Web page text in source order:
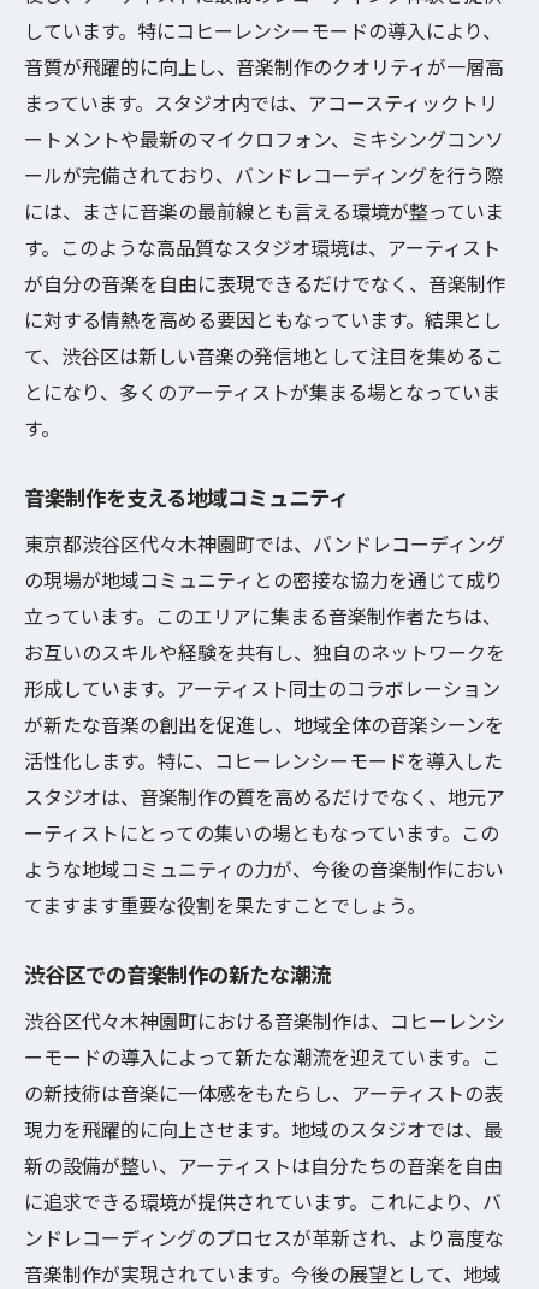
しています。特にコヒーレンシーモードの導入により、
音質が飛躍的に向上し、音楽制作のクオリティが一層高
まっています。スタジオ内では、アコースティックトリ
ートメントや最新のマイクロフォン、ミキシングコンソ
ールが完備されており、バンドレコーディングを行う際
には、まさに音楽の最前線とも言える環境が整っていま
す。このような高品質なスタジオ環境は、アーティスト
が自分の音楽を自由に表現できるだけでなく、音楽制作
に対する情熱を高める要因ともなっています。結果とし
て、渋谷区は新しい音楽の発信地として注目を集めるこ
とになり、多くのアーティストが集まる場となっていま
す。
音楽制作を支える地域コミュニティ
東京都渋谷区代々木神園町では、バンドレコーディング
の現場が地域コミュニティとの密接な協力を通じて成り
立っています。このエリアに集まる音楽制作者たちは、
お互いのスキルや経験を共有し、独自のネットワークを
形成しています。アーティスト同士のコラボレーション
が新たな音楽の創出を促進し、地域全体の音楽シーンを
活性化します。特に、コヒーレンシーモードを導入した
スタジオは、音楽制作の質を高めるだけでなく、地元ア
ーティストにとっての集いの場ともなっています。この
ような地域コミュニティの力が、今後の音楽制作におい
てますます重要な役割を果たすことでしょう。
渋谷区での音楽制作の新たな潮流
渋谷区代々木神園町における音楽制作は、コヒーレンシ
ーモードの導入によって新たな潮流を迎えています。こ
の新技術は音楽に一体感をもたらし、アーティストの表
現力を飛躍的に向上させます。地域のスタジオでは、最
新の設備が整い、アーティストは自分たちの音楽を自由
に追求できる環境が提供されています。これにより、バ
ンドレコーディングのプロセスが革新され、より高度な
音楽制作が実現されています。今後の展望として、地域